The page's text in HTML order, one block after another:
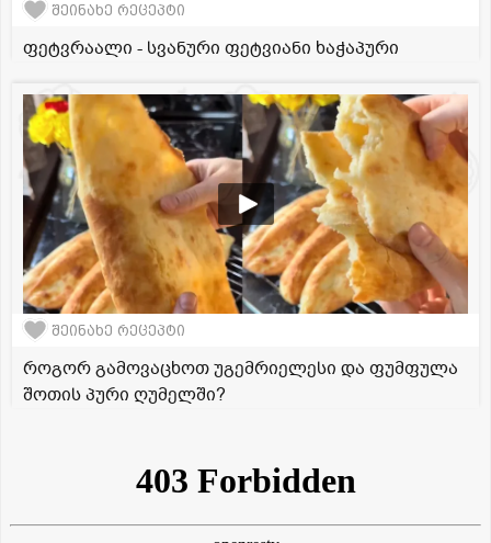
შეინახე რეცეპტი
ფეტვრაალი - სვანური ფეტვიანი ხაჭაპური
შეინახე რეცეპტი
როგორ გამოვაცხოთ უგემრიელესი და ფუმფულა
შოთის პური ღუმელში?